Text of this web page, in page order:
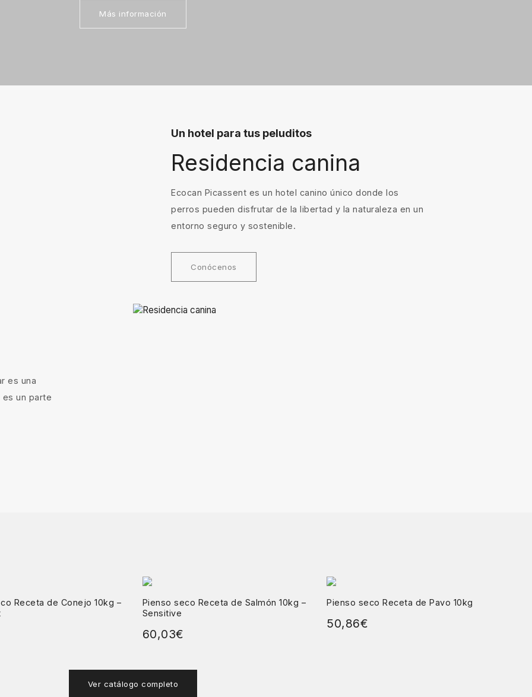
Más información
Un hotel para tus peluditos
Residencia canina
Ecocan Picassent es un hotel canino único donde los
perros pueden disfrutar de la libertad y la naturaleza en un
entorno seguro y sostenible.
Conócenos
es una
un parte
Receta de Conejo 10kg –
Pienso seco Receta de Salmón 10kg –
Sensitive
60,03€
Pienso seco Receta de Pavo 10kg
50,86€
Ver catálogo completo